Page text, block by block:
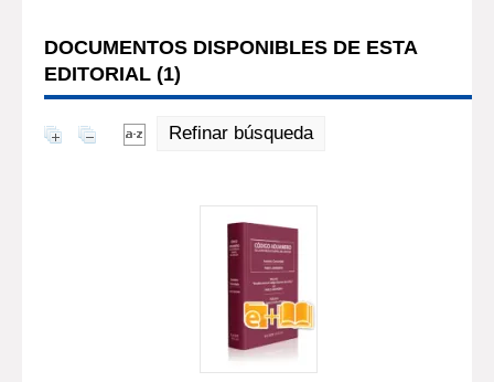
DOCUMENTOS DISPONIBLES DE ESTA
EDITORIAL (1)
Refinar búsqueda